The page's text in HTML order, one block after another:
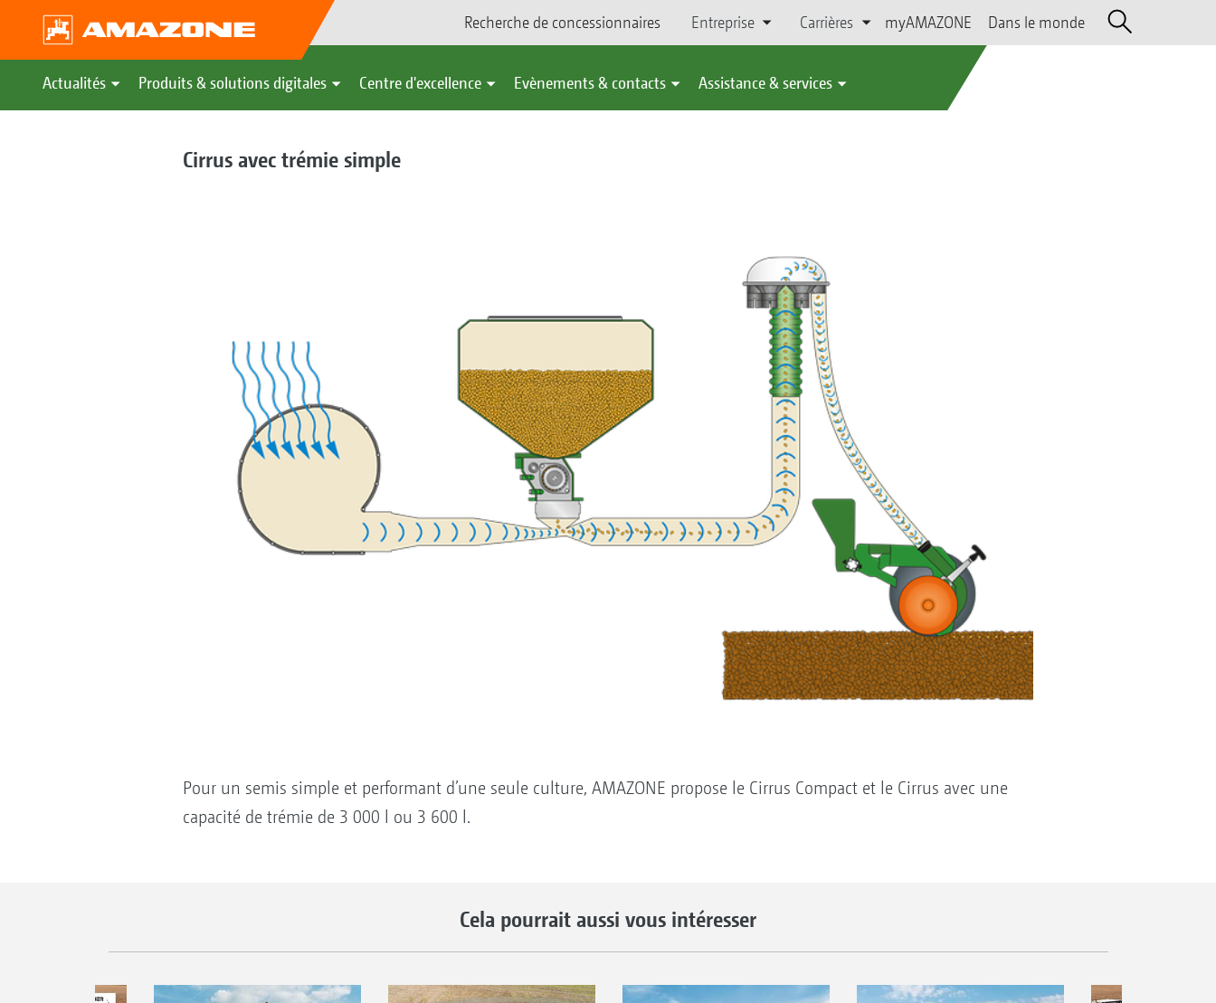
Recherche de concessionnaires Entreprise Carrières myAMAZONE Dans le monde
Actualités Produits & solutions digitales Centre d'excellence Evènements & contacts Assistance & services
Cirrus avec trémie simple
Pour un semis simple et performant d’une seule culture, AMAZONE propose le Cirrus Compact et le Cirrus avec une
capacité de trémie de 3 000 l ou 3 600 l.
Cela pourrait aussi vous intéresser